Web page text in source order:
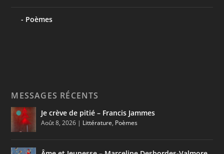
Poèmes
MESSAGES RÉCENTS
Je crève de pitié – Francis Jammes
Août 8, 2026 | Littérature, Poèmes